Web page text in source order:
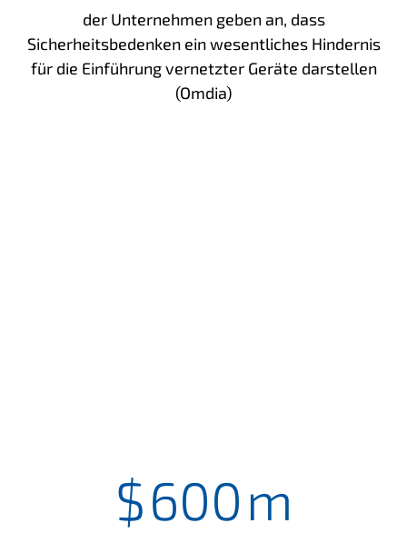
der Unternehmen geben an, dass
Sicherheitsbedenken ein wesentliches Hindernis
für die Einführung vernetzter Geräte darstellen
(Omdia)
$600m